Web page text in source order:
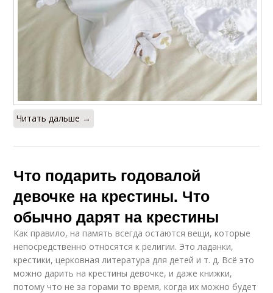
Читать дальше →
Что подарить годовалой
девочке на крестины. Что
обычно дарят на крестины
Как правило, на память всегда остаются вещи, которые
непосредственно относятся к религии. Это ладанки,
крестики, церковная литература для детей и т. д. Всё это
можно дарить на крестины девочке, и даже книжки,
потому что не за горами то время, когда их можно будет